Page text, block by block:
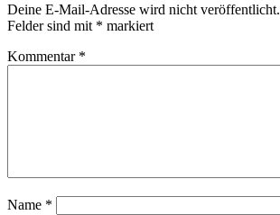
Deine E-Mail-Adresse wird nicht veröffentlicht.
Felder sind mit * markiert
Kommentar *
Name *